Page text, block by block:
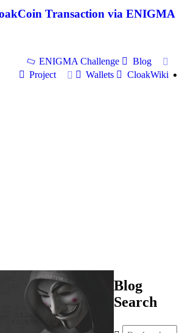
Transaction via ENIGMA
ENIGMA Challenge
Blog
Project
Wallets CloakWiki
Blog
Search